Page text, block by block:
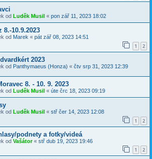
od Luděk Musil « pon zář 11, 2023 18:02
8.-10.9.2023
od Marek « pát zář 08, 2023 14:51
1 2
2023
od Panthymaeus (Honza) « čtv srp 31, 2023 12:39
8. - 10. 9. 2023
od Luděk Musil « úte črc 18, 2023 09:19
od Luděk Musil « stř čer 14, 2023 12:08
1 2
podnety a fotky/videá
od Vašátor« stř dub 19, 2023 19:46
1 2